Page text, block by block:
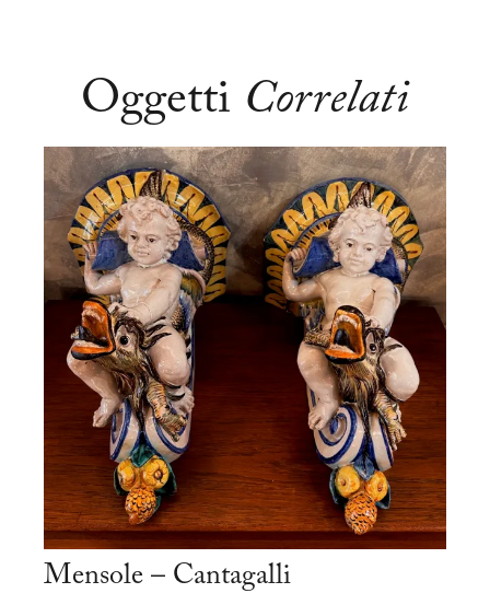
Oggetti Correlati
Mensole – Cantagalli